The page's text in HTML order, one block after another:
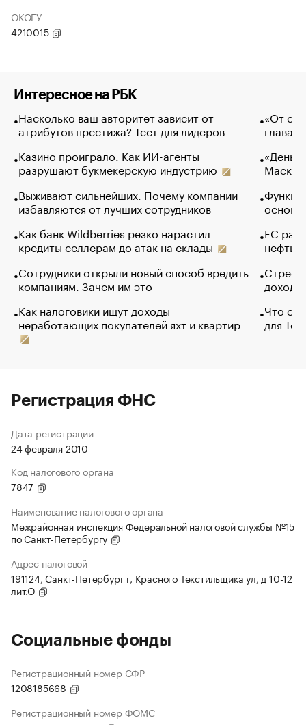
ОКОГУ
4210015
Интересное на РБК
Насколько ваш авторитет зависит от
атрибутов престижа? Тест для лидеров
Казино проиграло. Как ИИ-агенты
разрушают букмекерскую индустрию
Выживают сильнейших. Почему компании
избавляются от лучших сотрудников
Как банк Wildberries резко нарастил
кредиты селлерам до атак на склады
Сотрудники открыли новый способ вредить
компаниям. Зачем им это
Как налоговики ищут доходы
неработающих покупателей яхт и квартир
«От
глава
Маск в
основ
ЕС
нефти
Что
для
Регистрация ФНС
Дата регистрации
24 февраля 2010
Код налогового органа
7847
Наименование налогового органа
Межрайонная инспекция Федеральной налоговой службы №15
по Санкт-Петербургу
Адрес налоговой
191124, Санкт-Петербург г, Красного Текстильщика ул, д 10-12
лит.О
Социальные фонды
Регистрационный номер СФР
1208185668
Регистрационный номер ФОМС